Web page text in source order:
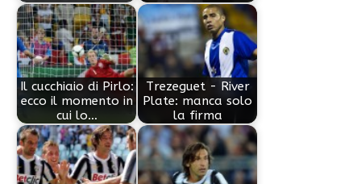
Il cucchiaio di Pirlo:
ecco il momento in
cui lo…
Trezeguet - River
Plate: manca solo
la firma